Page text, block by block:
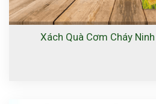
Xách Quà Cơm Cháy